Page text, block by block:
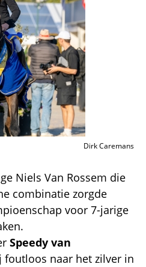
Dirk Caremans
Niels Van Rossem die
combinatie zorgde
voor 7-jarige
Speedy van
foutloos naar het zilver in